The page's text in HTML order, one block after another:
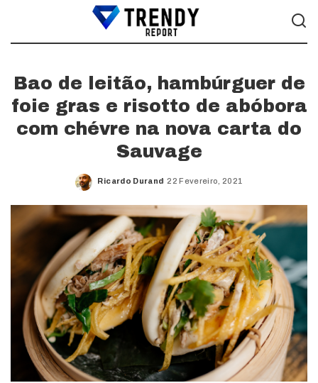
Bao de leitão, hambúrguer de
foie gras e risotto de abóbora
com chévre na nova carta do
Sauvage
Posted
Ricardo Durand 22 Fevereiro, 2021